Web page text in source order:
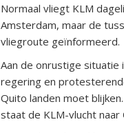
Normaal vliegt KLM
Amsterdam, maar de
vliegroute geïnformeerd.
Aan de onrustige situatie
regering en
Quito landen moet
staat de KLM-vlucht naar